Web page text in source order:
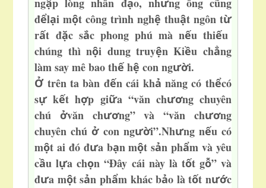
ậ ạ ư
đểlại một công trình nghệ thuật ngôn từ
rất đặc sắc phong phú mà nếu thiếu
chúng thì nội dung truyện Kiều chẳng
làm say mê bao thế hệ con người.
Ởtrên ta bàn đến cái khả năng có thểcó
sựkết hợp giữa “văn chương chuyên
chúởvăn chương” và “văn chương
chuyên chúởcon người”.Nhưng nếu có
một ai đó đưa bạn một sản phẩm và yêu
cầu lựa chọn “Đây cái này là tốt gỗ” và
đưa một sản phẩm khác bảo là tốt nước